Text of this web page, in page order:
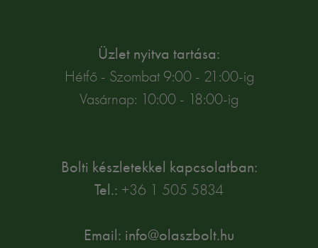
Üzlet nyitva tartása:
Hétfő - Szombat 9:00 - 21:00-ig
Vasárnap: 10:00 - 18:00-ig
Bolti készletekkel kapcsolatban:
Tel.: +36 1 505 5834
Email: info@olaszbolt.hu